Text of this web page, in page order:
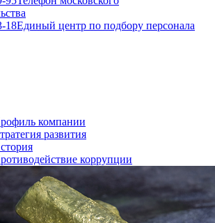
18Единый центр по подбору персонала
компании
развития
коррупции